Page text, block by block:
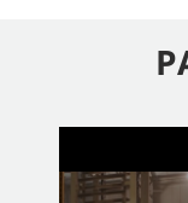
0
of